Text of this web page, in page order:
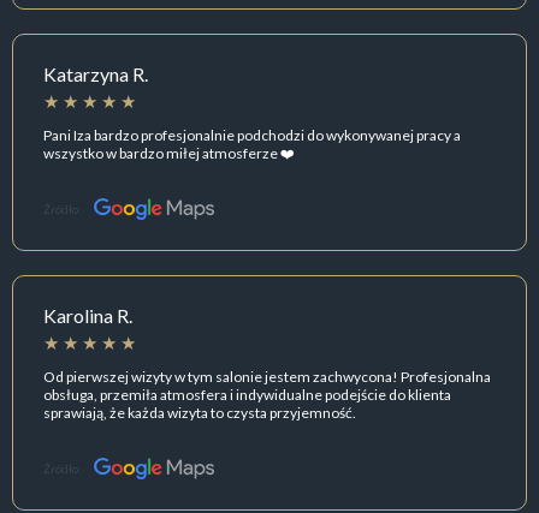
Katarzyna R.
Pani Iza bardzo profesjonalnie podchodzi do wykonywanej pracy a
wszystko w bardzo miłej atmosferze ❤️
Źródło:
Karolina R.
Od pierwszej wizyty w tym salonie jestem zachwycona! Profesjonalna
obsługa, przemiła atmosfera i indywidualne podejście do klienta
sprawiają, że każda wizyta to czysta przyjemność.
Źródło: